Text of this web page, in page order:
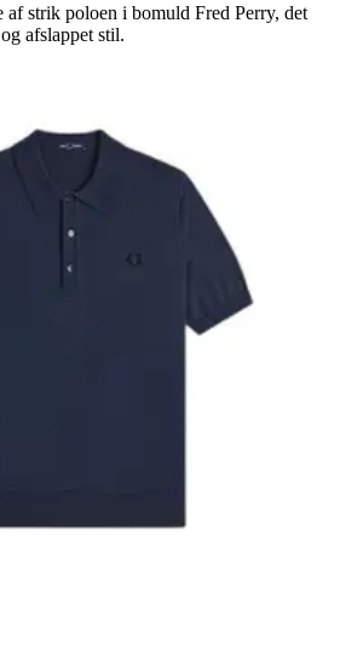
af strik poloen i bomuld Fred Perry, det
afslappet stil.